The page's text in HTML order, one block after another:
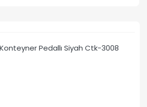
Pedallı Siyah Ctk-3008